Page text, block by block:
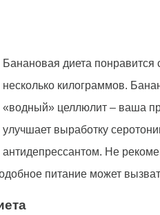
Банановая диета
несколько килограммов.
«водный» целлюлит – ваша
улучшает выработку
антидепрессантом. Не
питание может